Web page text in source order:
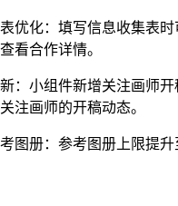
化：填写信息收集表时
看合作详情。
小组件新增关注画师开
注画师的开稿动态。
册：参考图册上限提升